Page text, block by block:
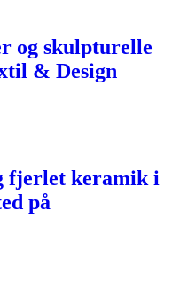
og skulpturelle
& Design
fjerlet keramik i
på